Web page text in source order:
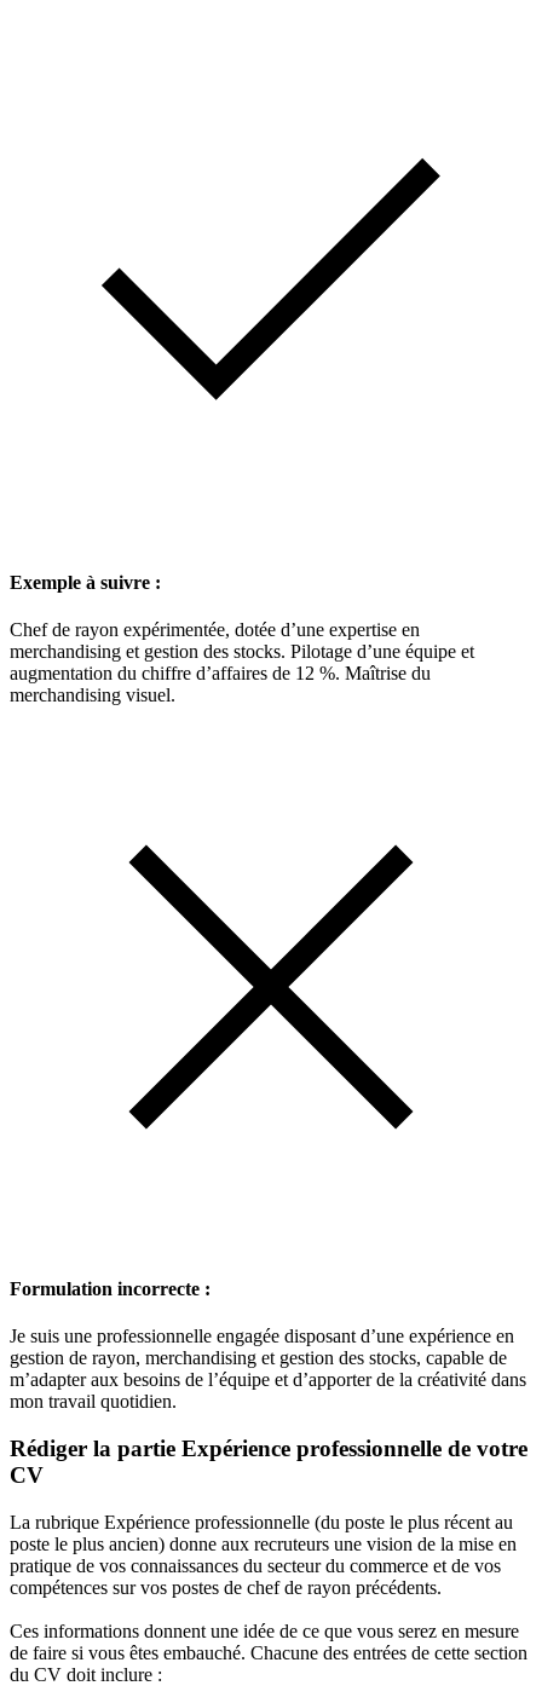
Exemple à suivre :
Chef de rayon expérimentée, dotée d’une expertise en
merchandising et gestion des stocks. Pilotage d’une équipe et
augmentation du chiffre d’affaires de 12 %. Maîtrise du
merchandising visuel.
Formulation incorrecte :
Je suis une professionnelle engagée disposant d’une expérience en
gestion de rayon, merchandising et gestion des stocks, capable de
m’adapter aux besoins de l’équipe et d’apporter de la créativité dans
mon travail quotidien.
Rédiger la partie Expérience professionnelle de votre
CV
La rubrique Expérience professionnelle (du poste le plus récent au
poste le plus ancien) donne aux recruteurs une vision de la mise en
pratique de vos connaissances du secteur du commerce et de vos
compétences sur vos postes de chef de rayon précédents.
Ces informations donnent une idée de ce que vous serez en mesure
de faire si vous êtes embauché. Chacune des entrées de cette section
du CV doit inclure :